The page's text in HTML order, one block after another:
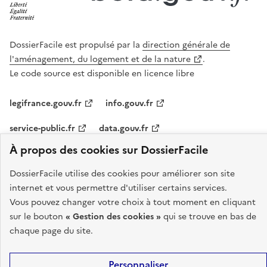
À propos des cookies sur DossierFacile
DossierFacile utilise des cookies pour améliorer son site
internet et vous permettre d'utiliser certains services.
Vous pouvez changer votre choix à tout moment en cliquant
sur le bouton « Gestion des cookies »qui se trouve en bas de
chaque page du site.
DossierFacile est propulsé par la direction générale de
l'aménagement, du logement et de la nature
.
Le code source est disponible en licence libre
legifrance.gouv.fr
info.gouv.fr
service-public.fr
data.gouv.fr
Politique de confidentialité
Gestion des cookies
Aide
Devenir partenaire Code source
Sauf mention contraire, tous les contenus de ce site sont sous